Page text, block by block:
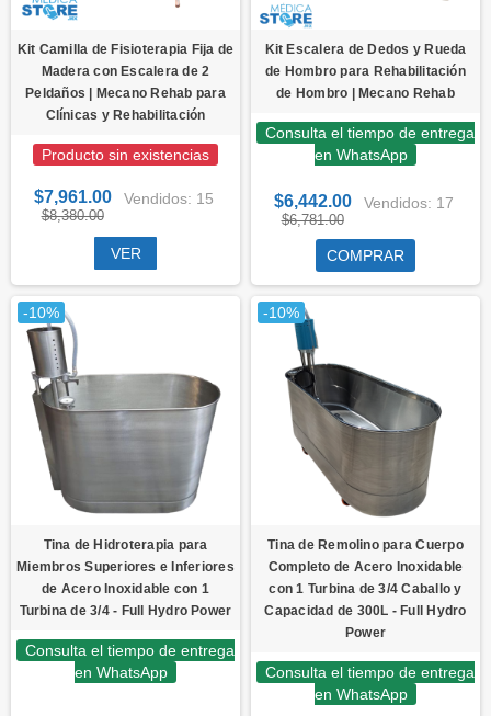
Kit Camilla de Fisioterapia Fija de
Madera con Escalera de 2
Peldaños | Mecano Rehab para
Clínicas y Rehabilitación
Producto sin existencias
Vendidos: 15
$7,961.00
$8,380.00
VER
Kit Escalera de Dedos y Rueda
de Hombro para Rehabilitación
de Hombro | Mecano Rehab
Consulta el tiempo de entrega
en WhatsApp
Vendidos: 17
$6,442.00
$6,781.00
COMPRAR
-10%
Tina de Hidroterapia para
Miembros Superiores e Inferiores
de Acero Inoxidable con 1
Turbina de 3/4 - Full Hydro Power
Consulta el tiempo de entrega
en WhatsApp
-10%
Tina de Remolino para Cuerpo
Completo de Acero Inoxidable
con 1 Turbina de 3/4 Caballo y
Capacidad de 300L - Full Hydro
Power
Consulta el tiempo de entrega
en WhatsApp